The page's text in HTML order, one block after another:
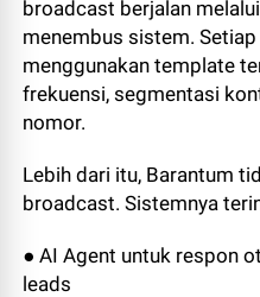
broadcast berjalan
menembus sistem.
menggunakan template
frekuensi, segmentasi
nomor.
Lebih dari itu, Barantum
broadcast. Sistemnya
● AI Agent untuk respon
leads